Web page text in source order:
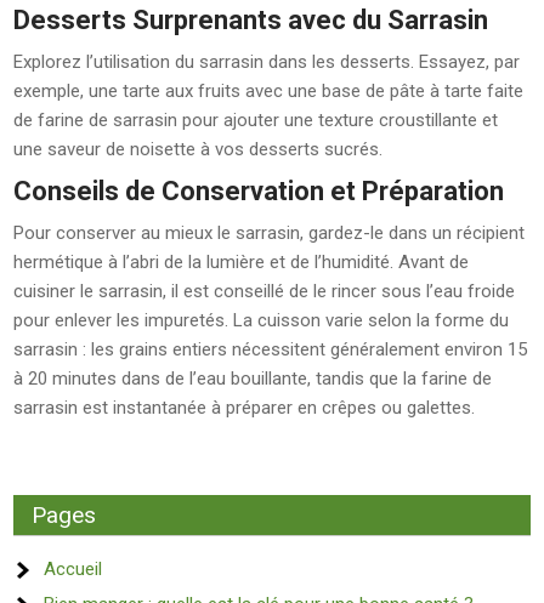
Desserts Surprenants avec du Sarrasin
Explorez l’utilisation du sarrasin dans les desserts. Essayez, par
exemple, une tarte aux fruits avec une base de pâte à tarte faite
de farine de sarrasin pour ajouter une texture croustillante et
une saveur de noisette à vos desserts sucrés.
Conseils de Conservation et Préparation
Pour conserver au mieux le sarrasin, gardez-le dans un récipient
hermétique à l’abri de la lumière et de l’humidité. Avant de
cuisiner le sarrasin, il est conseillé de le rincer sous l’eau froide
pour enlever les impuretés. La cuisson varie selon la forme du
sarrasin : les grains entiers nécessitent généralement environ 15
à 20 minutes dans de l’eau bouillante, tandis que la farine de
sarrasin est instantanée à préparer en crêpes ou galettes.
Pages
Accueil